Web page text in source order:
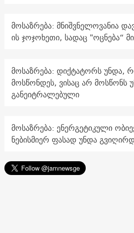
მოსაზრება: მნიშვნელოვანია
ის ჯოჯოხეთი, სადაც "ოცნება“
მოსაზრება: დიქტატორს უნდა,
მოსწონდეს, ვისაც არ მოსწონს
განეიტრალებული
მოსაზრება: ენერგეტიკული
ნებისმიერ ფასად უნდა